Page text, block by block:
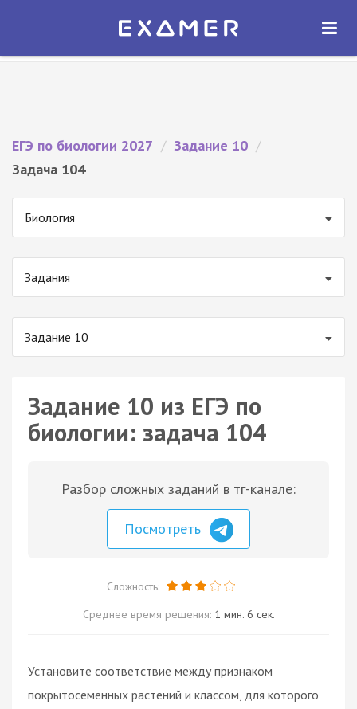
Экзамер — ЕГЭ 2027
ОТКРЫТЬ
ЕГЭ по биологии 2027 / Задание 10 /
Задача 104
Биология
Задания
Задание 10
Задание 10 из ЕГЭ по
биологии: задача 104
Разбор сложных заданий в тг-канале:
Посмотреть
Сложность:
Среднее время решения: 1 мин. 6 сек.
Установите соответствие между признаком
покрытосеменных растений и классом, для которого